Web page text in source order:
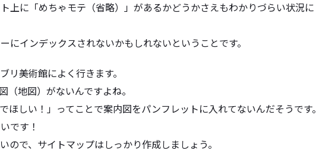
上に「めちゃモテ（省略）」があるかどうかさえもわかりづらい状況に
にインデックスされないかもしれないというこ とです。
リ美術館によく行きます。
（地図） がないんですよね。
ほしい！」 ってことで案内図をパンフレットに入れてないんだそうです。
です！
ので、 サイトマップはしっかり作成しましょう。